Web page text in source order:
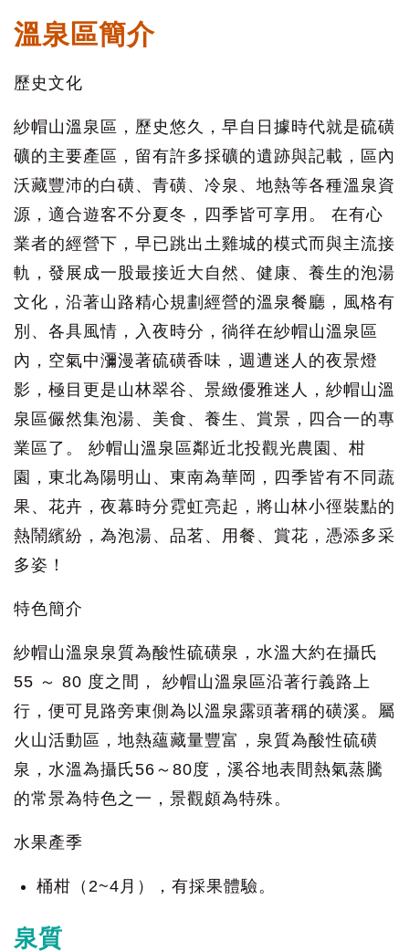
溫泉區簡介
歷史文化
紗帽山溫泉區，歷史悠久，早自日據時代就是硫磺
礦的主要產區，留有許多採礦的遺跡與記載，區內
沃藏豐沛的白磺、青磺、冷泉、地熱等各種溫泉資
源，適合遊客不分夏冬，四季皆可享用。 在有心
業者的經營下，早已跳出土雞城的模式而與主流接
軌，發展成一股最接近大自然、健康、養生的泡湯
文化，沿著山路精心規劃經營的溫泉餐廳，風格有
別、各具風情，入夜時分，徜徉在紗帽山溫泉區
內，空氣中瀰漫著硫磺香味，週遭迷人的夜景燈
影，極目更是山林翠谷、景緻優雅迷人，紗帽山溫
泉區儼然集泡湯、美食、養生、賞景，四合一的專
業區了。 紗帽山溫泉區鄰近北投觀光農園、柑
園，東北為陽明山、東南為華岡，四季皆有不同蔬
果、花卉，夜幕時分霓虹亮起，將山林小徑裝點的
熱鬧繽紛，為泡湯、品茗、用餐、賞花，憑添多采
多姿！
特色簡介
紗帽山溫泉泉質為酸性硫磺泉，水溫大約在攝氏
55 ～ 80 度之間， 紗帽山溫泉區沿著行義路上
行，便可見路旁東側為以溫泉露頭著稱的磺溪。屬
火山活動區，地熱蘊藏量豐富，泉質為酸性硫磺
泉，水溫為攝氏56～80度，溪谷地表間熱氣蒸騰
的常景為特色之一，景觀頗為特殊。
水果產季
桶柑（2~4月），有採果體驗。
泉質